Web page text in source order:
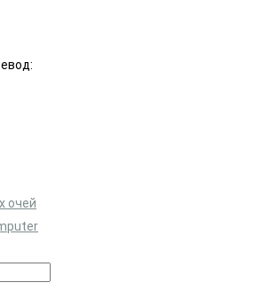
очей